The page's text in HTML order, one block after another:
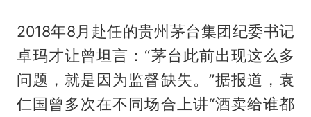
2018年8月赴任的贵州茅台集团纪委书记
卓玛才让曾坦言：“茅台此前出现这么多
问题，就是因为监督缺失。”据报道，袁
仁国曾多次在不同场合上讲“酒卖给谁都